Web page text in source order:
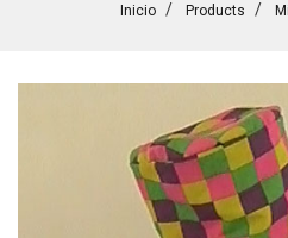
Inicio Products